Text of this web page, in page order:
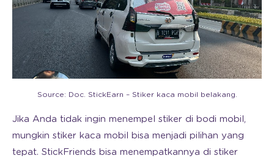
Source: Doc. StickEarn – Stiker kaca mobil belakang.
Jika Anda tidak ingin menempel stiker di bodi mobil,
mungkin stiker kaca mobil bisa menjadi pilihan yang
tepat. StickFriends bisa menempatkannya di stiker